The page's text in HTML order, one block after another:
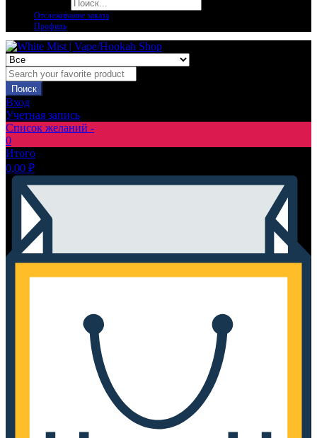
Отслеживание заказа
Профиль
Поиск
Вход
Учетная запись
Список желаний -
0
Итого
0,00 ₽